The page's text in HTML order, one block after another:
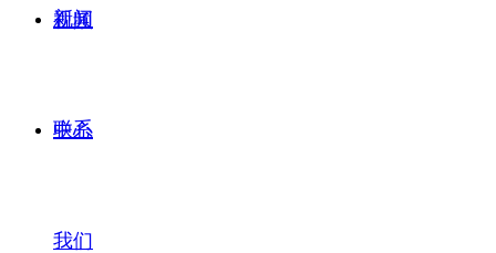
视频
新闻
中心
联系
我们